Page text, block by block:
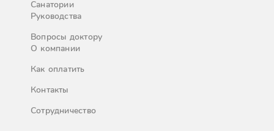
Санатории
Руководства
Вопросы доктору
О компании
Как оплатить
Контакты
Сотрудничество